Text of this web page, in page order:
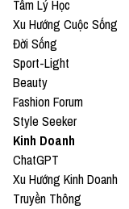
Tâm Lý Học
Xu Hướng Cuộc Sống
Đời Sống
Sport-Light
Beauty
Fashion Forum
Style Seeker
Kinh Doanh
ChatGPT
Xu Hướng Kinh Doanh
Truyền Thông